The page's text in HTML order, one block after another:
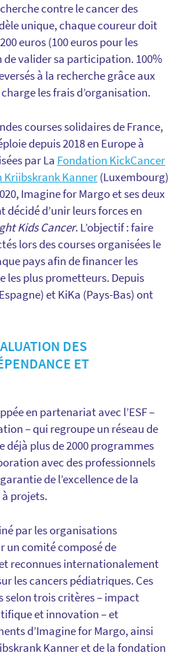
contre le cancer des
unique, chaque coureur doit
euros (100 euros pour les
valider sa participation. 100%
à la recherche grâce aux
les frais d’organisation.
courses solidaires de France,
depuis 2018 en Europe à
par La Fondation KickCancer
Kriibskrank Kanner(Luxembourg)
Imagine for Margo et ses deux
d’unir leurs forces en
Kids Cancer. L’objectif : faire
lors des courses organisées le
pays afin de financer les
les plus prometteurs. Depuis
et KiKa (Pays-Bas) ont
DES
ET
en partenariat avec l’ESF –
– qui regroupe un réseau de
déjà plus de 2000 programmes
avec des professionnels
de l’excellence de la
projets.
par les organisations
un comité composé de
reconnues internationalement
les cancers pédiatriques. Ces
selon trois critères – impact
et innovation – et
d’Imagine for Margo, ainsi
Kanner et de la fondation